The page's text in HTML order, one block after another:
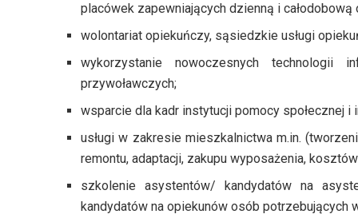
placówek zapewniających dzienną i
wolontariat opiekuńczy, sąsiedzkie usługi
wykorzystanie nowoczesnych technologii
przywoławczych;
wsparcie dla kadr instytucji pomocy społecznej i
usługi w zakresie mieszkalnictwa m.in.
remontu, adaptacji, zakupu wyposażenia,
szkolenie asystentów/ kandydatów na
kandydatów na opiekunów osób potrzebujących